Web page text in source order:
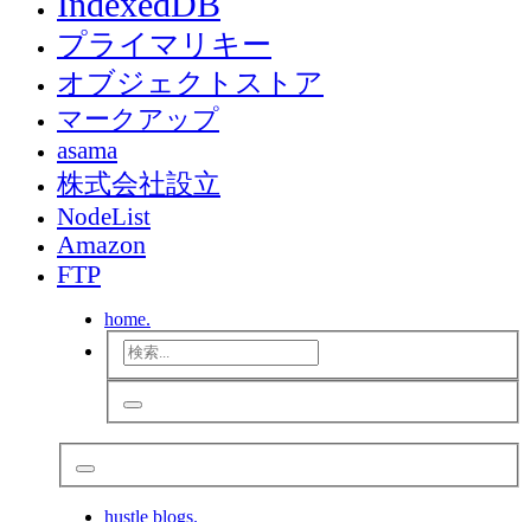
プライマリキー
オブジェクトストア
マークアップ
asama
株式会社設立
NodeList
Amazon
FTP
home.
hustle blogs.